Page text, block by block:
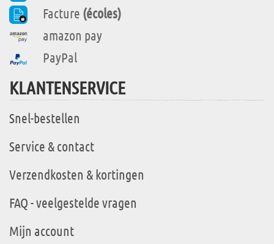
Facture (écoles)
amazon pay
PayPal
KLANTENSERVICE
Snel-bestellen
Service & contact
Verzendkosten & kortingen
FAQ - veelgestelde vragen
Mijn account